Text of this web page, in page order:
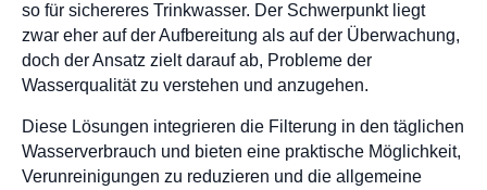
so für sichereres Trinkwasser. Der Schwerpunkt liegt
zwar eher auf der Aufbereitung als auf der Überwachung,
doch der Ansatz zielt darauf ab, Probleme der
Wasserqualität zu verstehen und anzugehen.
Diese Lösungen integrieren die Filterung in den täglichen
Wasserverbrauch und bieten eine praktische Möglichkeit,
Verunreinigungen zu reduzieren und die allgemeine